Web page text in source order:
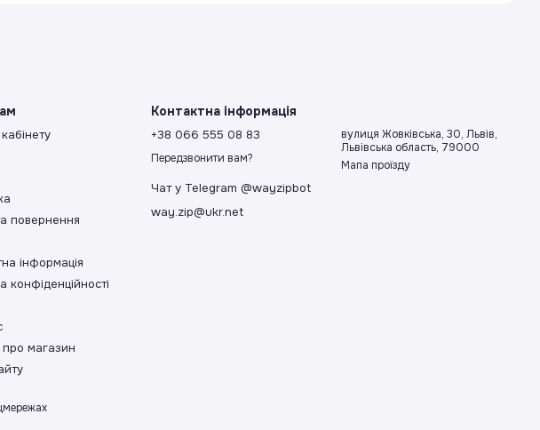
нашим клієнтам найвищу якість та надійність. У нашому
яка відповідає вашим потребам та стилю життя.
смаками та комфортом під час готування.
повернення
інформація
конфіденційності
про магазин
Контактна інформація
+38 066 555 08 83
Передзвонити вам?
Чат у Telegram @wayzipbot
way.zip@ukr.net
вулиця Жовківська, 30, Львів,
Львівська область, 79000
Мапа проїзду